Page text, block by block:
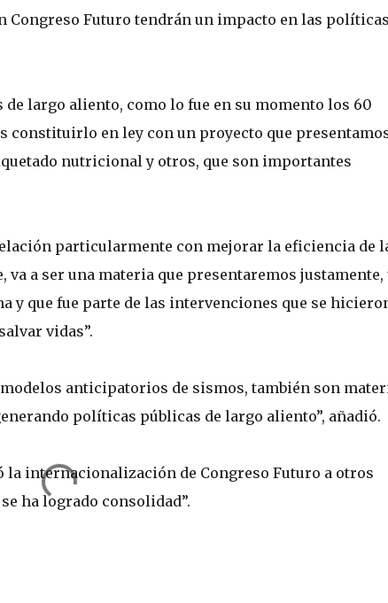
Congreso Futuro tendrán un impacto en las políticas
largo aliento, como lo fue en su momento los 60
constituirlo en ley con un proyecto que
nutricional y otros, que son importantes
particularmente con mejorar la eficiencia de
a ser una materia que presentaremos justamente,
y que fue parte de las intervenciones que se
vidas”.
anticipatorios de sismos, también son
políticas públicas de largo aliento”, añadió.
la internacionalización de Congreso Futuro a otros
ha logrado consolidad”.